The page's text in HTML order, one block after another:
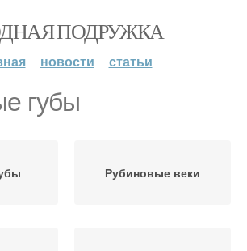
ПОДРУЖКА
новости статьи
губы
Рубиновые веки